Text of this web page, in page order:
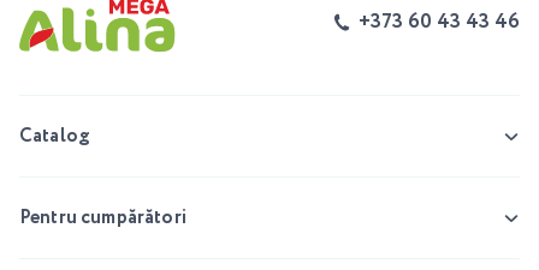
+373 60 43 43 46
Catalog
Pentru cumpărători